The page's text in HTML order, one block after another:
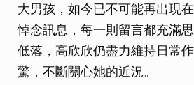
大男孩，如今已不可能再出現
悼念訊息，每一則留言都充滿
低落，高欣欣仍盡力維持日常
驚，不斷關心她的近況。